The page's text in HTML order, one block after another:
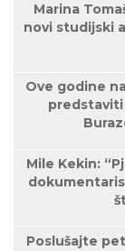
Marina
novi studijski
Ove godine
predstaviti
Mile Kekin:
Poslušajte